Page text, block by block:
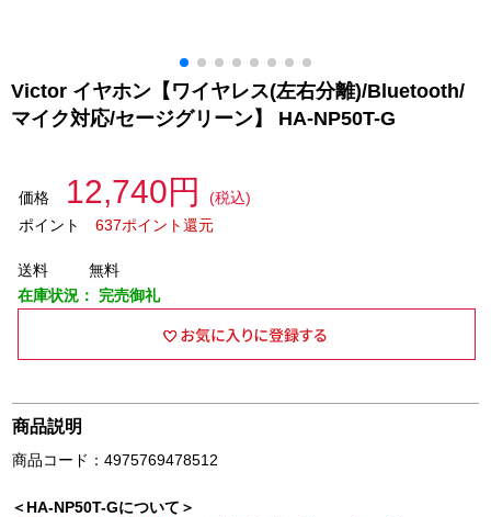
Victor イヤホン【ワイヤレス(左右分離)/Bluetooth/
マイク対応/セージグリーン】 HA-NP50T-G
価格 12,740円
(税込)
ポイント
637ポイント還元
送料
無料
在庫状況： 完売御礼
商品説明
商品コード：4975769478512
＜HA-NP50T-Gについて＞